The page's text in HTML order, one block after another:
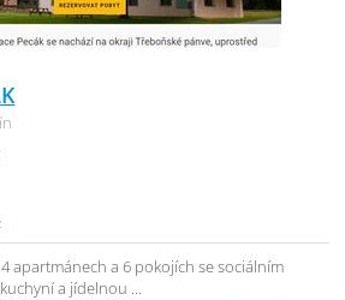
apartmánech a 6 pokojích se sociálním
a jídelnou ...